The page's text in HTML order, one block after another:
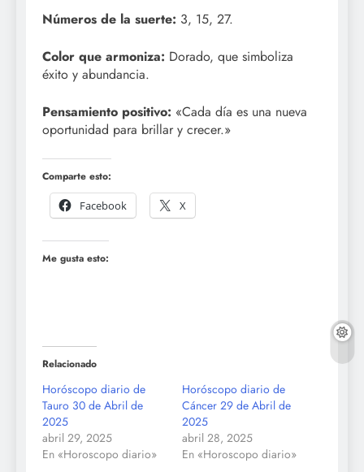
Números de la suerte: 3, 15, 27.
Color que armoniza: Dorado, que simboliza
éxito y abundancia.
Pensamiento positivo: «Cada día es una nueva
oportunidad para brillar y crecer.»
Comparte esto:
Facebook
X
Me gusta esto:
Relacionado
Horóscopo diario de
Tauro 30 de Abril de
2025
abril 29, 2025
En «Horoscopo diario»
Horóscopo diario de
Cáncer 29 de Abril de
2025
abril 28, 2025
En «Horoscopo diario»